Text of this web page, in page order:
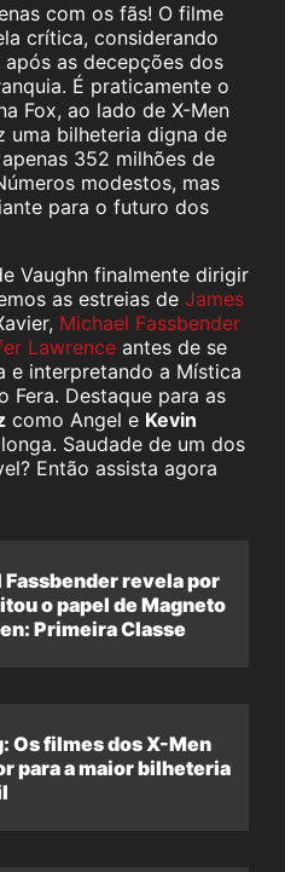
com os fãs! O filme
crítica, considerando
as decepções dos
É praticamente o
Fox, ao lado de X-Men
uma bilheteria digna de
352 milhões de
modestos, mas
para o futuro dos
Vaughn finalmente dirigir
as estreias de James
Michael Fassbender
Lawrence antes de se
e interpretando a Mística
Fera. Destaque para as
como Angel e Kevin
Saudade de um dos
Então assista agora
revela por
o papel de Magneto
Primeira Classe
Os filmes dos X-Men
para a maior bilheteria